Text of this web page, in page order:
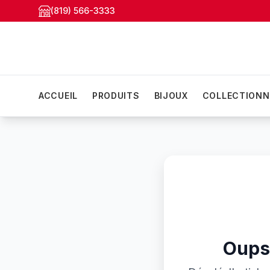
(819) 566-3333
ACCUEIL PRODUITS BIJOUX